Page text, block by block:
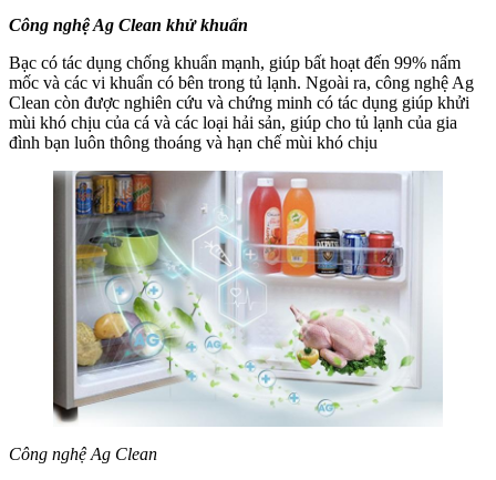
Công nghệ Ag Clean khử khuẩn
Bạc có tác dụng chống khuẩn mạnh, giúp bất hoạt đến 99% nấm
mốc và các vi khuẩn có bên trong tủ lạnh. Ngoài ra, công nghệ Ag
Clean còn được nghiên cứu và chứng minh có tác dụng giúp khửi
mùi khó chịu của cá và các loại hải sản, giúp cho tủ lạnh của gia
đình bạn luôn thông thoáng và hạn chế mùi khó chịu
Công nghệ Ag Clean